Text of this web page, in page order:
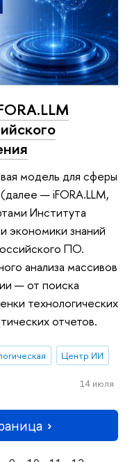
модель для сферы
— iFORA.LLM,
Института
экономики знаний
ПО.
анализа массивов
— от поиска
технологических
отчетов.
Центр ИИ
14 июля